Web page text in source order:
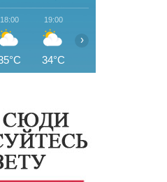
18:00 19:00
34°C
›